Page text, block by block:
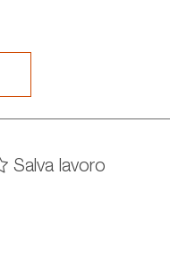
Salva lavoro